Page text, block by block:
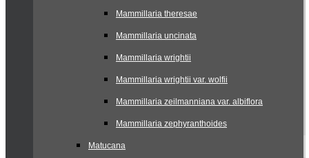
Mammillaria theresae
Mammillaria uncinata
Mammillaria wrightii
Mammillaria wrightii var. wolfii
Mammillaria zeilmanniana var. albiflora
Mammillaria zephyranthoides
Matucana